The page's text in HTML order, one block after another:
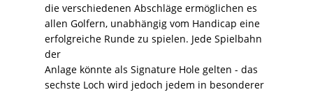
die verschiedenen Abschläge ermöglichen es
allen Golfern, unabhängig vom Handicap eine
erfolgreiche Runde zu spielen. Jede Spielbahn
der
Anlage könnte als Signature Hole gelten - das
sechste Loch wird jedoch jedem in besonderer